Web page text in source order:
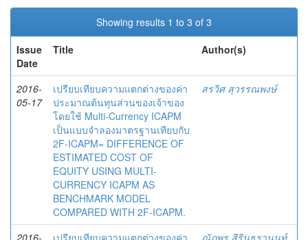
Showing results 1 to 3 of 3
Issue
Date
Title Author(s)
2016-
05-17
เปรียบเทียบความแตกต่างของค่า
ประมาณต้นทุนส่วนของเจ้าของ
โดยใช้ Multi-Currency ICAPM
เป็นแบบจำลองมาตรฐานเทียบกับ
2F-ICAPM= DIFFERENCE OF
ESTIMATED COST OF
EQUITY USING MULTI-
CURRENCY ICAPM AS
BENCHMARK MODEL
COMPARED WITH 2F-ICAPM.
สรวิศ สุวรรณพงษ์
2016-
เปรียบเทียบความแตกต่างของค่า
ณัฏพร สิรินธรานนท์